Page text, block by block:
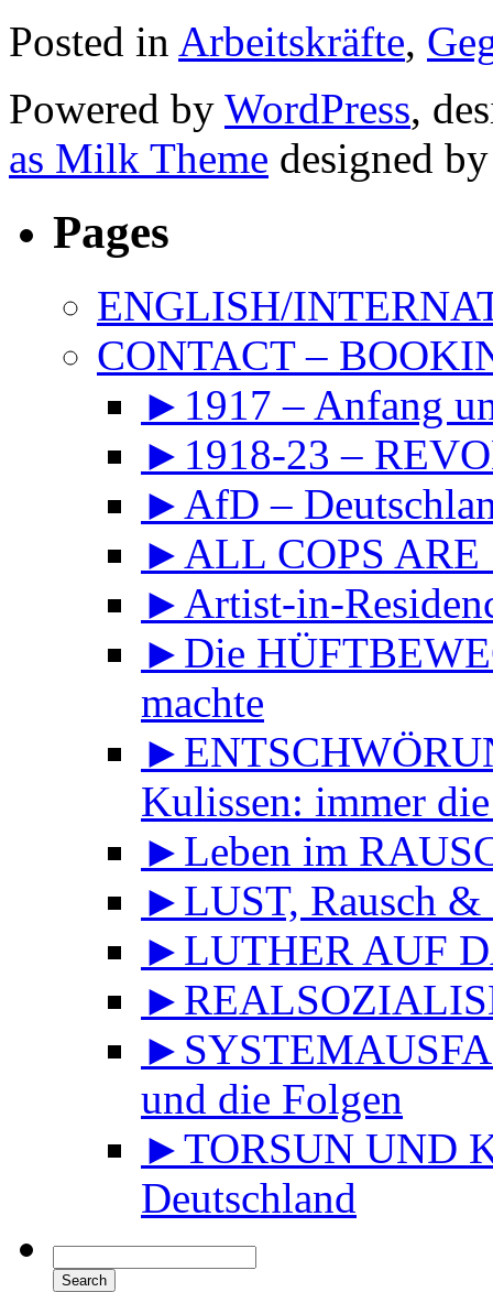
Posted in Arbeitskräfte,
Powered by WordPress,
as Milk Theme designed
Pages
ENGLISH/
CONTACT –
►1917 – Anfang
►1918-23 –
►AfD –
►ALL COPS ARE
►Artist-in-
►Die
machte
Kulissen: immer
►Leben im
►LUST, Rausch
►LUTHER AUF
und die Folgen
►TORSUN UND
Deutschland